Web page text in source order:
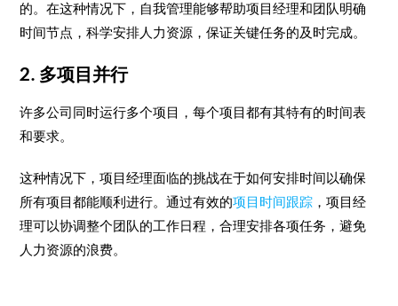
的。在这种情况下，自我管理能够帮助项目经理和团队明确
时间节点，科学安排人力资源，保证关键任务的及时完成。
2. 多项目并行
许多公司同时运行多个项目，每个项目都有其特有的时间表
和要求。
这种情况下，项目经理面临的挑战在于如何安排时间以确保
所有项目都能顺利进行。通过有效的项目时间跟踪 ，项目经
理可以协调整个团队的工作日程，合理安排各项任务，避免
人力资源的浪费。